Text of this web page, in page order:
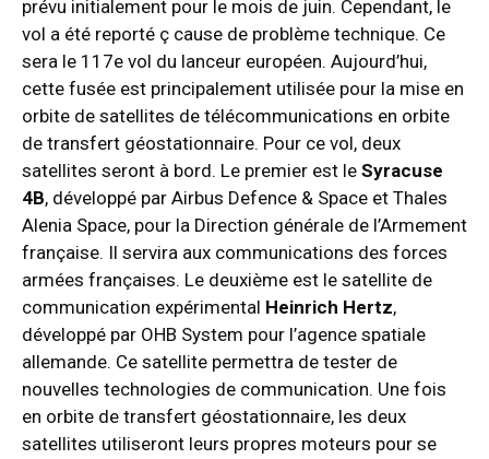
prévu initialement pour le mois de juin. Cependant, le
vol a été reporté ç cause de problème technique. Ce
sera le 117e vol du lanceur européen. Aujourd’hui,
cette fusée est principalement utilisée pour la mise en
orbite de satellites de télécommunications en orbite
de transfert géostationnaire. Pour ce vol, deux
satellites seront à bord. Le premier est le Syracuse
4B, développé par Airbus Defence & Space et Thales
Alenia Space, pour la Direction générale de l’Armement
française. Il servira aux communications des forces
armées françaises. Le deuxième est le satellite de
communication expérimental Heinrich Hertz,
développé par OHB System pour l’agence spatiale
allemande. Ce satellite permettra de tester de
nouvelles technologies de communication. Une fois
en orbite de transfert géostationnaire, les deux
satellites utiliseront leurs propres moteurs pour se